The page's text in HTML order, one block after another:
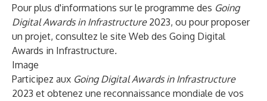
Pour plus d'informations sur le programme des Going
Digital Awards in Infrastructure2023, ou pour proposer
un projet, consultez le site Web des Going Digital
Awards in Infrastructure.
Image
Participez aux Going Digital Awards in Infrastructure
2023 et obtenez une reconnaissance mondiale de vos